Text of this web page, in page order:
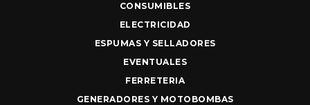
CONSUMIBLES
ELECTRICIDAD
ESPUMAS Y SELLADORES
EVENTUALES
FERRETERIA
GENERADORES Y MOTOBOMBAS